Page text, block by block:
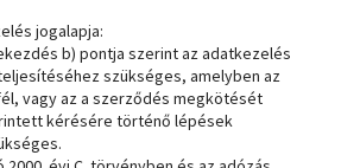
jogalapja:
b) pontja szerint az adatkezelés
szükséges, amelyben az
vagy az a szerződés megkötését
kérésére történő lépések